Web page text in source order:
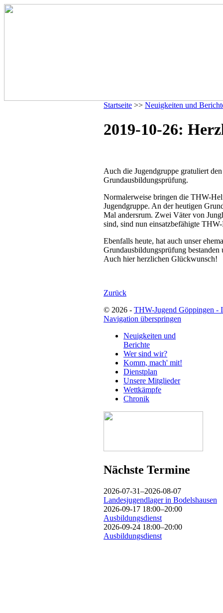
Startseite >> Neuigkeiten und
2019-10-26:
Auch die Jugendgruppe gratuliert
Grundausbildungsprüfung.
Normalerweise bringen die THW-
Jugendgruppe. An der heutigen
Mal andersrum. Zwei Väter von
sind, sind nun einsatzbefähigte
Ebenfalls heute, hat auch unser
Grundausbildungsprüfung
Auch hier herzlichen Glückwunsch!
Zurück
© 2026 - THW-Jugend Göppingen -
Navigation überspringen
Neuigkeiten und
Berichte
Wer sind wir?
Komm, mach' mit!
Dienstplan
Unsere Mitglieder
Wettkämpfe
Chronik
Nächste Termine
2026-07-31–2026-08-07
Landesjugendlager in Bodelshausen
2026-09-17 18:00–20:00
Ausbildungsdienst
2026-09-24 18:00–20:00
Ausbildungsdienst